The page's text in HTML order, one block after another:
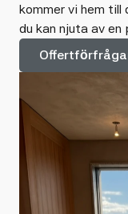
kommer vi hem till
du kan njuta av